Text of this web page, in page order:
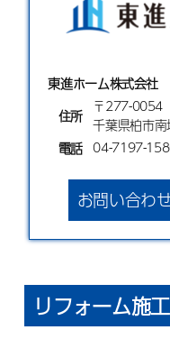
東進ホーム株式会社
住所 〒277-0054
千葉県柏市
電話 04-7197-
お問い合わ
リフォーム施